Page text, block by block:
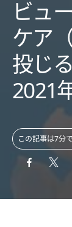
ビュ
ケア
投じ
2021
この記事は7分